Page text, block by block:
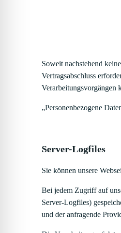
Soweit nachstehend
Vertragsabschluss
Verarbeitungsvorgängen
„Personenbezogene
Server-Logfiles
Sie können unsere
Bei jedem Zugriff auf
Server-Logfiles)
und der anfragende